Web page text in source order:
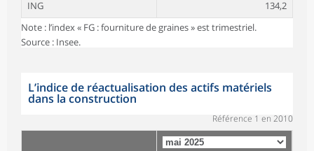
ING
134,2
Note : l’index « FG : fourniture de graines » est trimestriel.
Source : Insee.
L’indice de réactualisation des actifs matériels
dans la construction
Référence 1 en 2010